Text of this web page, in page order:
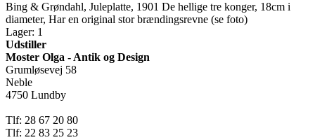
Bing & Grøndahl, Juleplatte, 1901 De hellige tre konger, 18cm i
diameter, Har en original stor brændingsrevne (se foto)
Lager: 1
Udstiller
Moster Olga - Antik og Design
Grumløsevej 58
Neble
4750 Lundby
Tlf: 28 67 20 80
Tlf: 22 83 25 23